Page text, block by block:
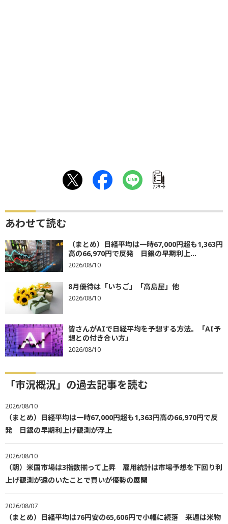
ｱﾝｹｰﾄ
あわせて読む
（まとめ）日経平均は一時67,000円超も1,363円
高の66,970円で反発 日銀の早期利上...
2026/08/10
8月優待は「いちご」「高島屋」他
2026/08/10
皆さんがAIで日経平均を予想する方法。「AI予
想との付き合い方」
2026/08/10
「市況概況」の過去記事を読む
2026/08/10
（まとめ）日経平均は一時67,000円超も1,363円高の66,970円で反
発 日銀の早期利上げ観測が浮上
2026/08/10
（朝）米国市場は3指数揃って上昇 雇用統計は市場予想を下回り利
上げ観測が遠のいたことで買いが優勢の展開
2026/08/07
（まとめ）日経平均は76円安の65,606円で小幅に続落 来週は米物